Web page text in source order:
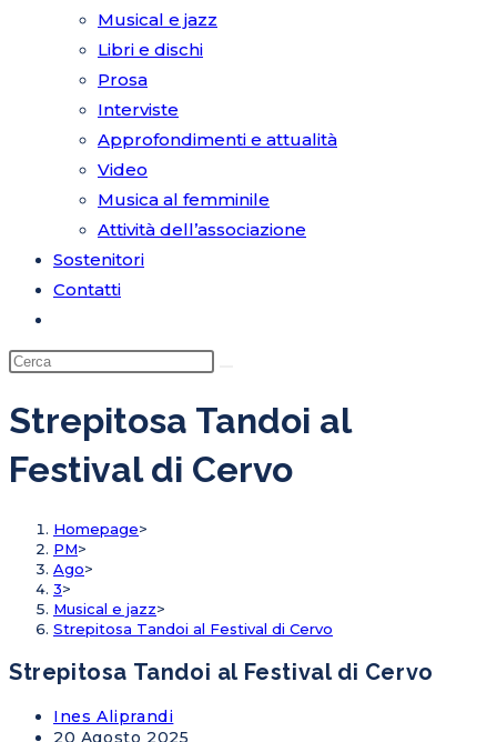
Musical e jazz
Libri e dischi
Prosa
Interviste
Approfondimenti e attualità
Video
Musica al femminile
Attività dell’associazione
Sostenitori
Contatti
la
ricerca
sito
web
Strepitosa Tandoi al
Festival di Cervo
Homepage>
PM>
Ago>
3>
Musical e jazz>
Strepitosa Tandoi al Festival di Cervo
Strepitosa Tandoi al Festival di Cervo
Post
Author:
Ines Aliprandi
Articolo
20 Agosto 2025